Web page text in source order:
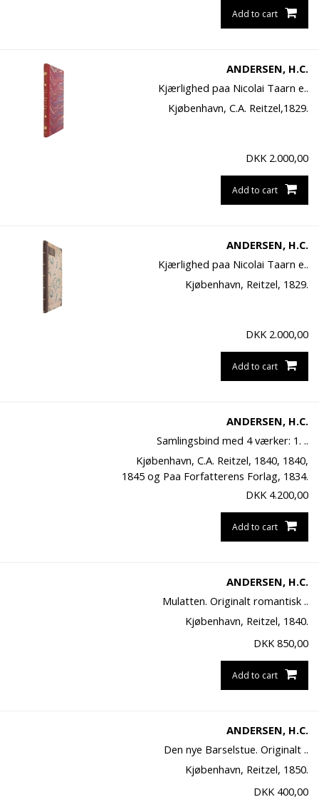
Add to cart
ANDERSEN, H.C.
Kjærlighed paa Nicolai Taarn e..
Kjøbenhavn, C.A. Reitzel,1829.
DKK 2.000,00
Add to cart
ANDERSEN, H.C.
Kjærlighed paa Nicolai Taarn e..
Kjøbenhavn, Reitzel, 1829.
DKK 2.000,00
Add to cart
ANDERSEN, H.C.
Samlingsbind med 4 værker: 1. ..
Kjøbenhavn, C.A. Reitzel, 1840, 1840,
1845 og Paa Forfatterens Forlag, 1834.
DKK 4.200,00
Add to cart
ANDERSEN, H.C.
Mulatten. Originalt romantisk ..
Kjøbenhavn, Reitzel, 1840.
DKK 850,00
Add to cart
ANDERSEN, H.C.
Den nye Barselstue. Originalt ..
Kjøbenhavn, Reitzel, 1850.
DKK 400,00